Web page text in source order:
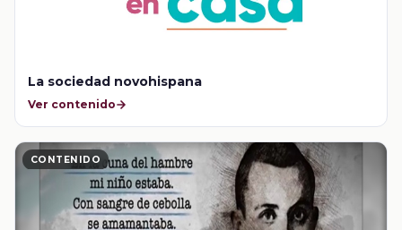
La sociedad novohispana
Ver contenido
CONTENIDO